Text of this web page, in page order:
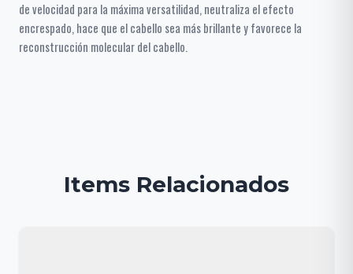
de velocidad para la máxima versatilidad, neutraliza el efecto
encrespado, hace que el cabello sea más brillante y favorece la
reconstrucción molecular del cabello.
Items Relacionados